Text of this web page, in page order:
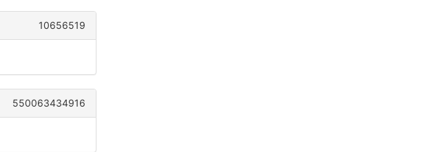
10656519
550063434916